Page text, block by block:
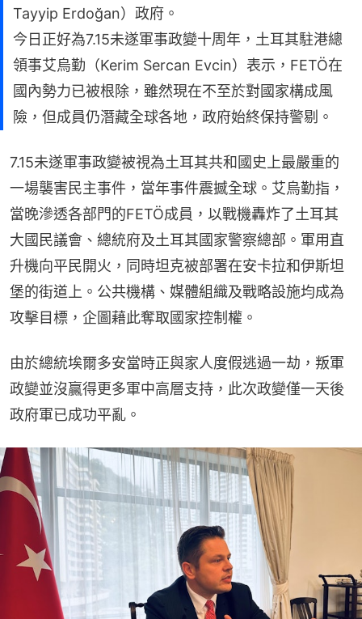
Tayyip Erdoğan）政府。
今日正好為7.15未遂軍事政變十周年，土耳其駐港總
領事艾烏勤（Kerim Sercan Evcin）表示，FETÖ在
國內勢力已被根除，雖然現在不至於對國家構成風
險，但成員仍潛藏全球各地，政府始終保持警剔。
7.15未遂軍事政變被視為土耳其共和國史上最嚴重的
一場襲害民主事件，當年事件震撼全球。艾烏勤指，
當晚滲透各部門的FETÖ成員，以戰機轟炸了土耳其
大國民議會、總統府及土耳其國家警察總部。軍用直
升機向平民開火，同時坦克被部署在安卡拉和伊斯坦
堡的街道上。公共機構、媒體組織及戰略設施均成為
攻擊目標，企圖藉此奪取國家控制權。
由於總統埃爾多安當時正與家人度假逃過一劫，叛軍
政變並沒贏得更多軍中高層支持，此次政變僅一天後
政府軍已成功平亂。